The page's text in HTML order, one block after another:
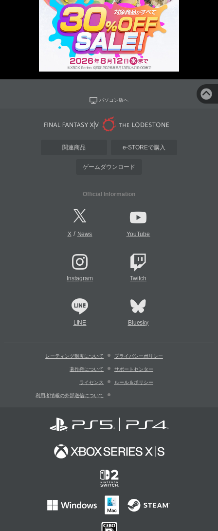
パソコン版へ
関連商品 e-STOREで購入
ゲームダウンロード
Official Information
X/ News YouTube
Instagram Twitch
LINE Bluesky
レーティング制度について プライバシーポリシー
著作権について サポートセンター
ライセンス ルール＆ポリシー
利用者情報の外部送信について